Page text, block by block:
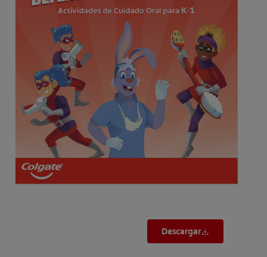
PARA PROFESIONALES
CUPONES
DONDE COMPRAR
PY (ES)
SUSCRÍBASE
Descargar